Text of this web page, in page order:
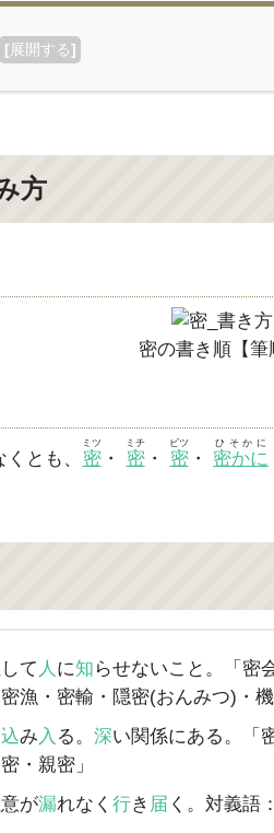
[展開する]
方
密の書き順【筆
とも、 密
ミツ
・ 密
ミチ
・ 密
ビツ
・ 密かに
ひそかに
して 人 に知 らせないこと。「密
漁・密輸・隠密(おんみつ)・機
込み入 る。 深い関係にある。「
・親密」
が漏れなく 行き 届 く。対義語：